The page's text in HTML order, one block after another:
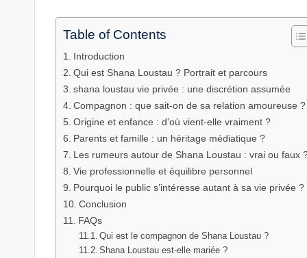
Table of Contents
Introduction
Qui est Shana Loustau ? Portrait et parcours
shana loustau vie privée : une discrétion assumée
Compagnon : que sait-on de sa relation amoureuse ?
Origine et enfance : d’où vient-elle vraiment ?
Parents et famille : un héritage médiatique ?
Les rumeurs autour de Shana Loustau : vrai ou faux
Vie professionnelle et équilibre personnel
Pourquoi le public s’intéresse autant à sa vie privée ?
Conclusion
FAQs
Qui est le compagnon de Shana Loustau ?
Shana Loustau est-elle mariée ?